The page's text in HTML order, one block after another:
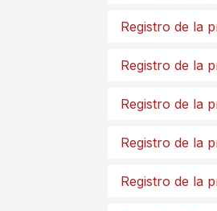
Registro de la
Registro de la
Registro de la
Registro de la
Registro de la